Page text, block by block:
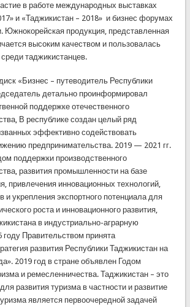
в работе международных выставках
и «Таджикистан – 2018» и бизнес форумах
Южнокорейская продукция, представленная
высоким качеством и пользовалась
таджикистанцев.
«Бизнес – путеводитель Республики
детально проинформировал
поддержке отечественного
В республике создан целый ряд
эффективно содействовать
предпринимательства. 2019 — 2021 гг.
поддержки производственного
развития промышленности на базе
привлечения инновационных технологий,
и укрепления экспортного потенциала для
роста и инновационного развития,
в индустриально-аграрную
году Правительством принята
развития Республики Таджикистан на
2019 год в стране объявлен Годом
и ремесленничества. Таджикистан – это
развития туризма в частности и развитие
является первоочередной задачей